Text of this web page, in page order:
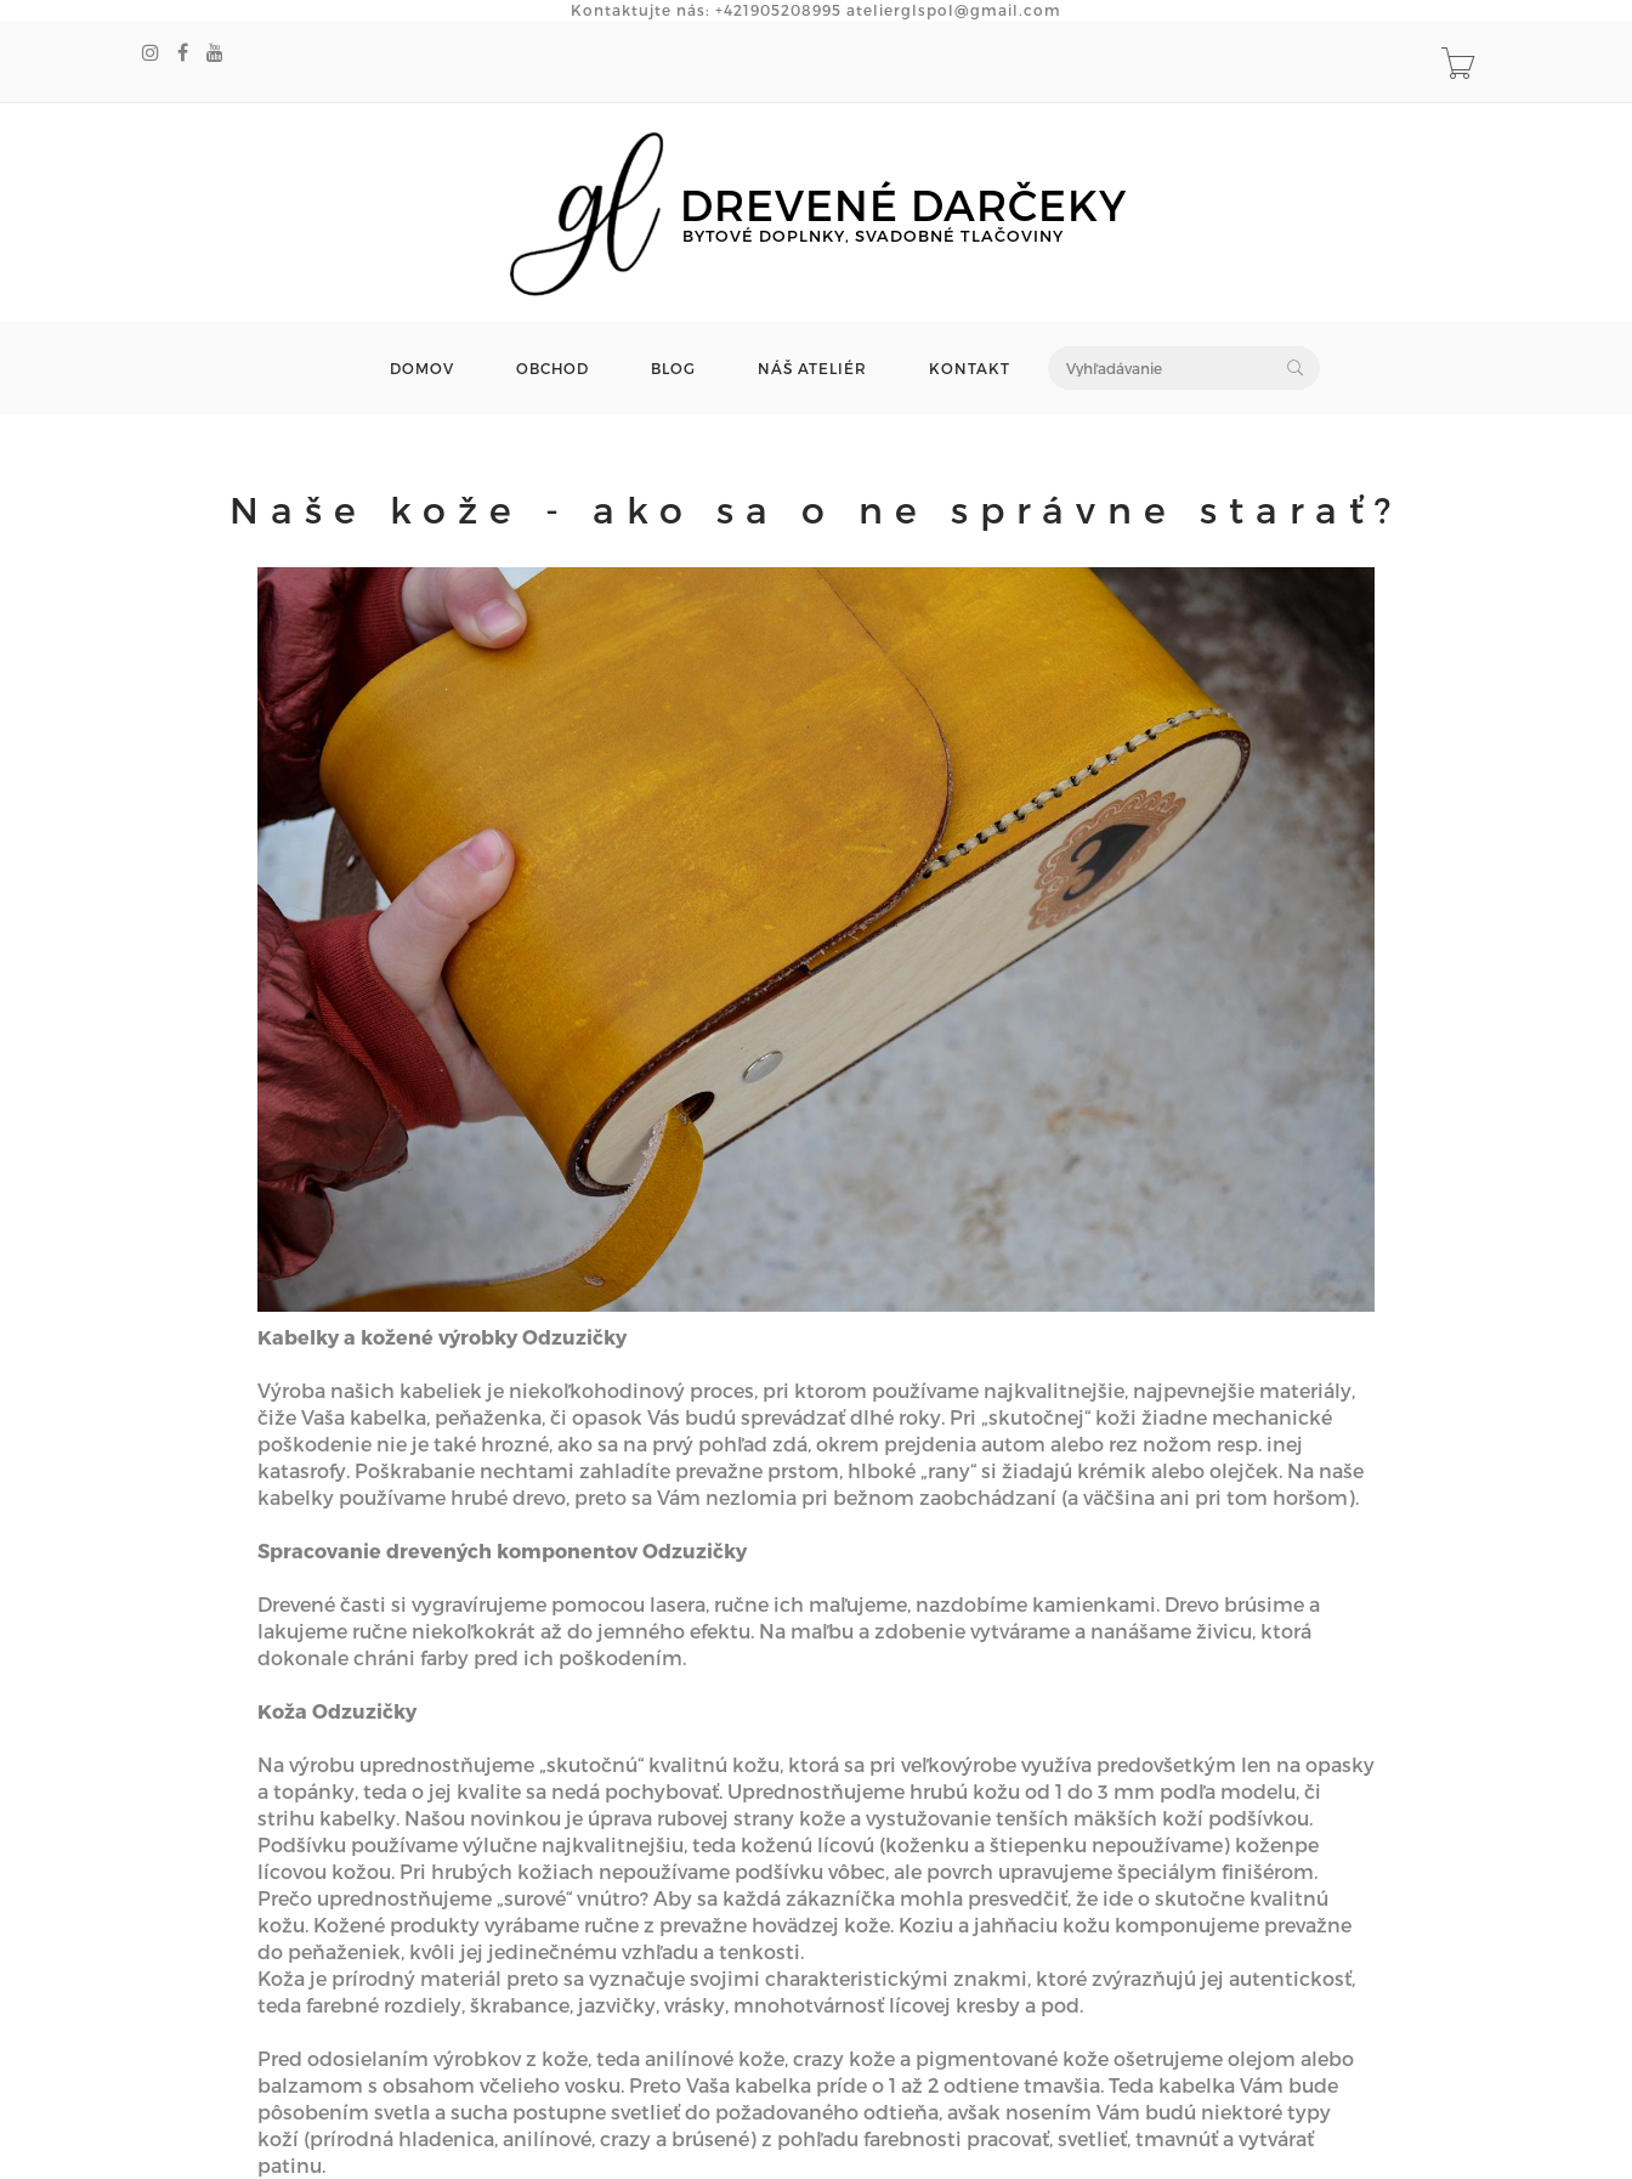
Kontaktujte nás: +421905208995 atelierglspol@gmail.com
DREVENÉ DARČEKY
BYTOVÉ DOPLNKY, SVADOBNÉ TLAČOVINY
DOMOV OBCHOD BLOG NÁŠ ATELIÉR KONTAKT
Naše kože - ako sa o ne správne starať?
Kabelky a kožené výrobky Odzuzičky
Výroba našich kabeliek je niekoľkohodinový proces, pri ktorom používame najkvalitnejšie, najpevnejšie materiály,
čiže Vaša kabelka, peňaženka, či opasok Vás budú sprevádzať dlhé roky. Pri „skutočnej“ koži žiadne mechanické
poškodenie nie je také hrozné, ako sa na prvý pohľad zdá, okrem prejdenia autom alebo rez nožom resp. inej
katasrofy. Poškrabanie nechtami zahladíte prevažne prstom, hlboké „rany“ si žiadajú krémik alebo olejček. Na naše
kabelky používame hrubé drevo, preto sa Vám nezlomia pri bežnom zaobchádzaní (a väčšina ani pri tom horšom).
Spracovanie drevených komponentov Odzuzičky
Drevené časti si vygravírujeme pomocou lasera, ručne ich maľujeme, nazdobíme kamienkami. Drevo brúsime a
lakujeme ručne niekoľkokrát až do jemného efektu. Na maľbu a zdobenie vytvárame a nanášame živicu, ktorá
dokonale chráni farby pred ich poškodením.
Koža Odzuzičky
Na výrobu uprednostňujeme „skutočnú“ kvalitnú kožu, ktorá sa pri veľkovýrobe využíva predovšetkým len na opasky
a topánky, teda o jej kvalite sa nedá pochybovať. Uprednostňujeme hrubú kožu od 1 do 3 mm podľa modelu, či
strihu kabelky. Našou novinkou je úprava rubovej strany kože a vystužovanie tenších mäkších koží podšívkou.
Podšívku používame výlučne najkvalitnejšiu, teda koženú lícovú (koženku a štiepenku nepoužívame) koženpe
lícovou kožou. Pri hrubých kožiach nepoužívame podšívku vôbec, ale povrch upravujeme špeciálym finišérom.
Prečo uprednostňujeme „surové“ vnútro? Aby sa každá zákazníčka mohla presvedčiť, že ide o skutočne kvalitnú
kožu. Kožené produkty vyrábame ručne z prevažne hovädzej kože. Koziu a jahňaciu kožu komponujeme prevažne
do peňaženiek, kvôli jej jedinečnému vzhľadu a tenkosti.
Koža je prírodný materiál preto sa vyznačuje svojimi charakteristickými znakmi, ktoré zvýrazňujú jej autentickosť,
teda farebné rozdiely, škrabance, jazvičky, vrásky, mnohotvárnosť lícovej kresby a pod.
Pred odosielaním výrobkov z kože, teda anilínové kože, crazy kože a pigmentované kože ošetrujeme olejom alebo
balzamom s obsahom včelieho vosku. Preto Vaša kabelka príde o 1 až 2 odtiene tmavšia. Teda kabelka Vám bude
pôsobením svetla a sucha postupne svetlieť do požadovaného odtieňa, avšak nosením Vám budú niektoré typy
koží (prírodná hladenica, anilínové, crazy a brúsené) z pohľadu farebnosti pracovať, svetlieť, tmavnúť a vytvárať
patinu.